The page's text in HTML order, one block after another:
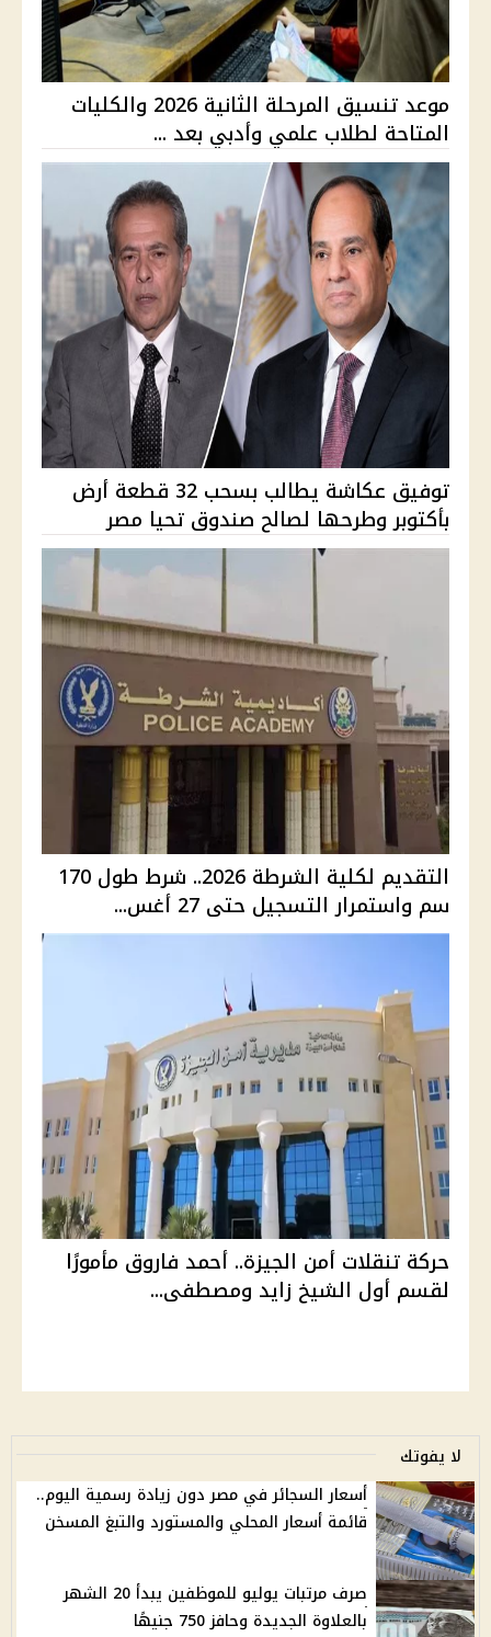
موعد تنسيق المرحلة الثانية 2026 والكليات
المتاحة لطلاب علمي وأدبي بعد ...
توفيق عكاشة يطالب بسحب 32 قطعة أرض
بأكتوبر وطرحها لصالح صندوق تحيا مصر
التقديم لكلية الشرطة 2026.. شرط طول 170
سم واستمرار التسجيل حتى 27 أغس...
حركة تنقلات أمن الجيزة.. أحمد فاروق مأمورًا
لقسم أول الشيخ زايد ومصطفى...
لا يفوتك
أسعار السجائر في مصر دون زيادة رسمية اليوم..
قائمة أسعار المحلي والمستورد والتبغ المسخن
صرف مرتبات يوليو للموظفين يبدأ 20 الشهر
بالعلاوة الجديدة وحافز 750 جنيهًا